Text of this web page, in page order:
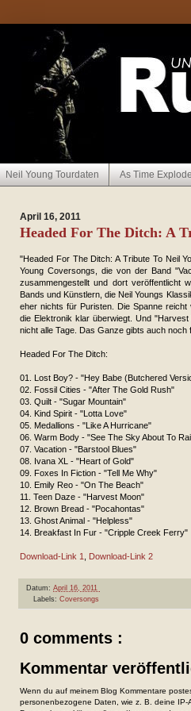
Neil Young Tourdaten As Time
April 16, 2011
Headed For The Ditch: A
"Headed For The Ditch: A Tribute To Neil
Young Coversongs, die von der Band
zusammengestellt und dort veröffentlicht
Bands und Künstlern, die Neil Youngs
eher nichts für Puristen. Die Spanne
die Elektronik klar überwiegt. Und
nicht alle Tage. Das Ganze gibts auch noch
Headed For The Ditch:
01. Lost Boy? - "Hey Babe (Butchered
02. Fossil Cities - "After The Gold Rush"
03. Quilt - "Sugar Mountain"
04. Kind Spirit - "Lotta Love"
05. Medallions - "Like A Hurricane"
06. Warm Body - "See The Sky About To
07. Vacation - "Barstool Blues"
08. Ivana XL - "Heart of Gold"
09. Foxes In Fiction - "Tell Me Why"
10. Emily Reo - "On The Beach"
11. Teen Daze - "Harvest Moon"
12. Brown Bread - "Pocahontas"
13. Ghost Animal - "Helpless"
14. Breakfast In Fur - "Cripple Creek Ferry"
Download-Link 1 Download-Link 2
Datum: April 16, 2011
Labels: Coversongs
0 comments :
Kommentar
Wenn du auf meinem Blog Kommentare
personenbezogene Daten, wie z. B. deine